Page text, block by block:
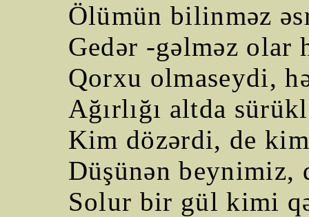
Ölümün bilinməz
Gedər -gəlməz olar
Qorxu olmaseydi,
Ağırlığı altda
Kim dözərdi, de
Düşünən
Solur bir gül kimi